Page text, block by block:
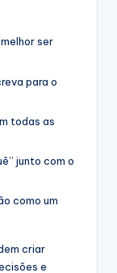
melhor ser
para o
todas as
junto com o
como um
criar
e